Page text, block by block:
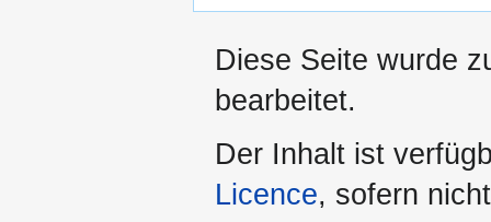
Diese Seite wurde
bearbeitet.
Der Inhalt ist
Licence, sofern